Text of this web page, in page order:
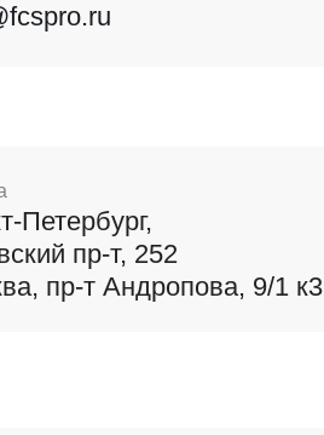
Петербург,
пр-т, 252
пр-т Андропова, 9/1 к3